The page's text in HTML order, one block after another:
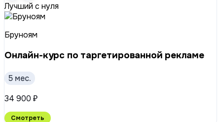
Лучший с нуля
Бруноям
Онлайн-курс по таргетированной рекламе
5 мес.
34 900 ₽
Смотреть